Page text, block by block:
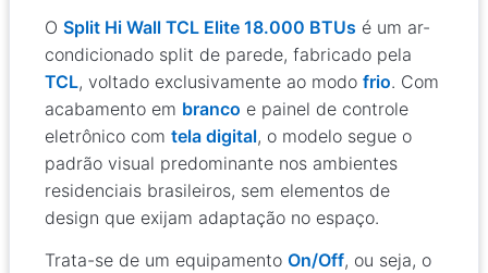
O Split Hi Wall TCL Elite 18.000 BTUs é um ar-
condicionado split de parede, fabricado pela
TCL, voltado exclusivamente ao modo frio. Com
acabamento em branco e painel de controle
eletrônico com tela digital, o modelo segue o
padrão visual predominante nos ambientes
residenciais brasileiros, sem elementos de
design que exijam adaptação no espaço.
Trata-se de um equipamento On/Off, ou seja, o